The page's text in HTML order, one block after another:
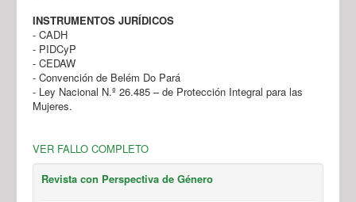
INSTRUMENTOS JURÍDICOS
- CADH
- PIDCyP
- CEDAW
- Convención de Belém Do Pará
- Ley Nacional N.º 26.485 – de Protección Integral para las
Mujeres.
VER FALLO COMPLETO
Revista con Perspectiva de Género